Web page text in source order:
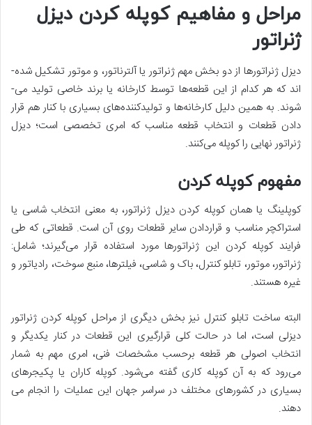
مراحل و مفاهیم کوپله کردن دیزل
ژنراتور
دیزل ژنراتورها از دو بخش مهم ژنراتور یا آلترناتور، و موتور تشکیل­ شده‌­
اند که هر کدام از این قطعه­‌ها توسط کارخانه یا برند خاصی تولید می‌­
شوند. به همین دلیل کارخانه­‌ها و تولیدکنند‌ه‌های بسیاری با کنار هم قرار
دادن قطعات و انتخاب قطعه مناسب که امری تخصصی است؛ دیزل
ژنراتور نهایی را کوپله می‌­کنند.
مفهوم کوپله کردن
کوپلینگ یا همان کوپله کردن دیزل ژنراتور، به معنی انتخاب شاسی یا
استراکچر مناسب و قراردادن سایر قطعات روی آن است. قطعاتی که طی
فرایند کوپله کردن این ژنراتورها مورد استفاده قرار می‌گیرند؛ شامل:
ژنراتور، موتور، تابلو کنترل، باک و شاسی، فیلترها، منبع سوخت، رادیاتور و
غیره هستند.
البته ساخت تابلو کنترل نیز بخش دیگری از مراحل کوپله کردن ژنراتور
دیزلی است، اما در حالت کلی قرارگیری این قطعات در کنار یکدیگر و
انتخاب اصولی هر قطعه برحسب مشخصات فنی، امری مهم به شمار
می‌رود که به آن کوپله کاری گفته می‌شود. کوپله کاران یا پکیجرهای
بسیاری در کشورهای مختلف در سراسر جهان این عملیات را انجام می
دهند.